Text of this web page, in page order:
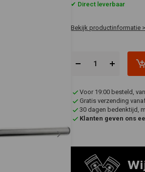
✔ Direct leverbaar
Bekijk productinformatie >
Voor 19:00 besteld,
Gratis verzending
30 dagen bedenktijd,
Klanten geven ons